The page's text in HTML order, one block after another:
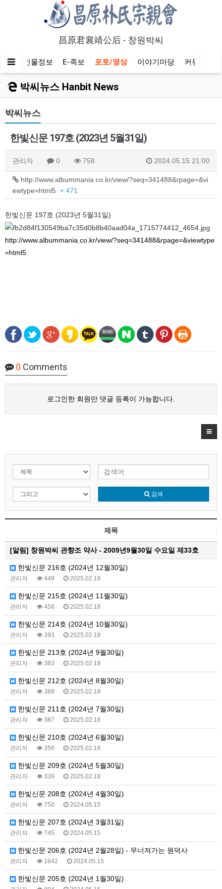
昌原君襄靖公后 - 창원박씨
기 인물정보 E-족보 포토/영상 이야기마당 커뮤니티
박씨뉴스 Hanbit News
박씨뉴스
한빛신문 197호 (2023년 5월31일)
관리자 0 758 2024.05.15 21:00
http://www.albummania.co.kr/view/?seq=341488&rpage=&vi
ewtype=html5 + 471
한빛신문 197호 (2023년 5월31일)
http://www.albummania.co.kr/view/?seq=341488&rpage=&viewtype
=html5
0 Comments
로그인한 회원만 댓글 등록이 가능합니다.
검색
제목
[알림] 창원박씨 관향조 약사 - 2009년9월30일 수요일 제33호
한빛신문 216호 (2024년 12월30일)
관리자 449 2025.02.18
한빛신문 215호 (2024년 11월30일)
관리자 456 2025.02.18
한빛신문 214호 (2024년 10월30일)
관리자 393 2025.02.18
한빛신문 213호 (2024년 9월30일)
관리자 383 2025.02.18
한빛신문 212호 (2024년 8월30일)
관리자 368 2025.02.18
한빛신문 211호 (2024년 7월30일)
관리자 387 2025.02.18
한빛신문 210호 (2024년 6월30일)
관리자 356 2025.02.18
한빛신문 209호 (2024년 5월30일)
관리자 339 2025.02.18
한빛신문 208호 (2024년 4월30일)
관리자 750 2024.05.15
한빛신문 207호 (2024년 3월31일)
관리자 745 2024.05.15
한빛신문 206호 (2024년 2월28일) - 무너져가는 원덕사
관리자 1642 2024.05.15
한빛신문 205호 (2024년 1월30일)